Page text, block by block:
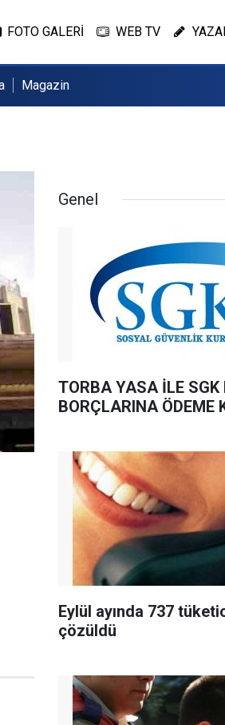
FOTO GALERİ WEB TV
Magazin
Genel
TORBA YASA İLE SGK
BORÇLARINA ÖDEME
Eylül ayında 737
çözüldü